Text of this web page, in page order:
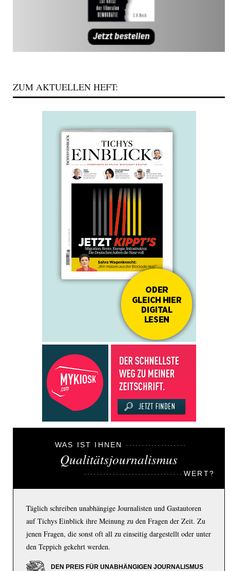
ZUM AKTUELLEN HEFT:
WAS IST IHNEN
Qualitätsjournalismus
WERT?
Täglich schreiben unabhängige Journalisten und Gastautoren
auf Tichys Einblick ihre Meinung zu den Fragen der Zeit. Zu
jenen Fragen, die sonst oft all zu einseitig dargestellt oder unter
den Teppich gekehrt werden.
DEN PREIS FÜR UNABHÄNGIGEN JOURNALISMUS